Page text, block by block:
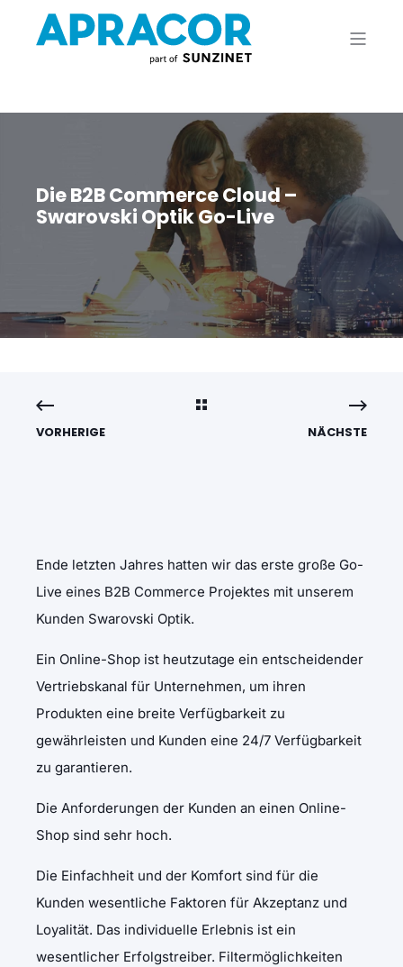
Die B2B Commerce Cloud –
Swarovski Optik Go-Live
VORHERIGE NÄCHSTE
Ende letzten Jahres hatten wir das erste große Go-
Live eines B2B Commerce Projektes mit unserem
Kunden Swarovski Optik.
Ein Online-Shop ist heutzutage ein entscheidender
Vertriebskanal für Unternehmen, um ihren
Produkten eine breite Verfügbarkeit zu
gewährleisten und Kunden eine 24/7 Verfügbarkeit
zu garantieren.
Die Anforderungen der Kunden an einen Online-
Shop sind sehr hoch.
Die Einfachheit und der Komfort sind für die
Kunden wesentliche Faktoren für Akzeptanz und
Loyalität. Das individuelle Erlebnis ist ein
wesentlicher Erfolgstreiber. Filtermöglichkeiten